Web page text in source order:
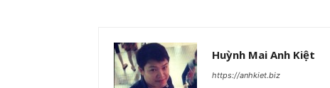
Huỳnh Mai Anh Kiệt
https://anhkiet.biz